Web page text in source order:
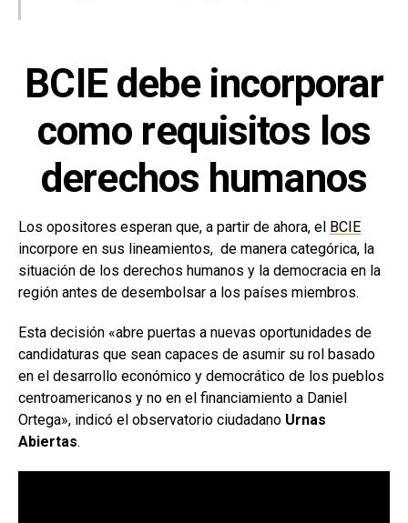
BCIE debe incorporar
como requisitos los
derechos humanos
Los opositores esperan que, a partir de ahora, el BCIE
incorpore en sus lineamientos, de manera categórica, la
situación de los derechos humanos y la democracia en la
región antes de desembolsar a los países miembros.
Esta decisión «abre puertas a nuevas oportunidades de
candidaturas que sean capaces de asumir su rol basado
en el desarrollo económico y democrático de los pueblos
centroamericanos y no en el financiamiento a Daniel
Ortega», indicó el observatorio ciudadano Urnas
Abiertas.